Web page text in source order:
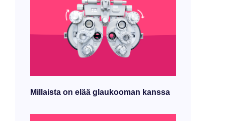
Millaista on elää glaukooman kanssa